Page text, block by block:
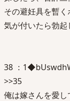
その避妊具を暫く
気が付いたら勃
38 ：
>>35
俺は嫁さんを愛